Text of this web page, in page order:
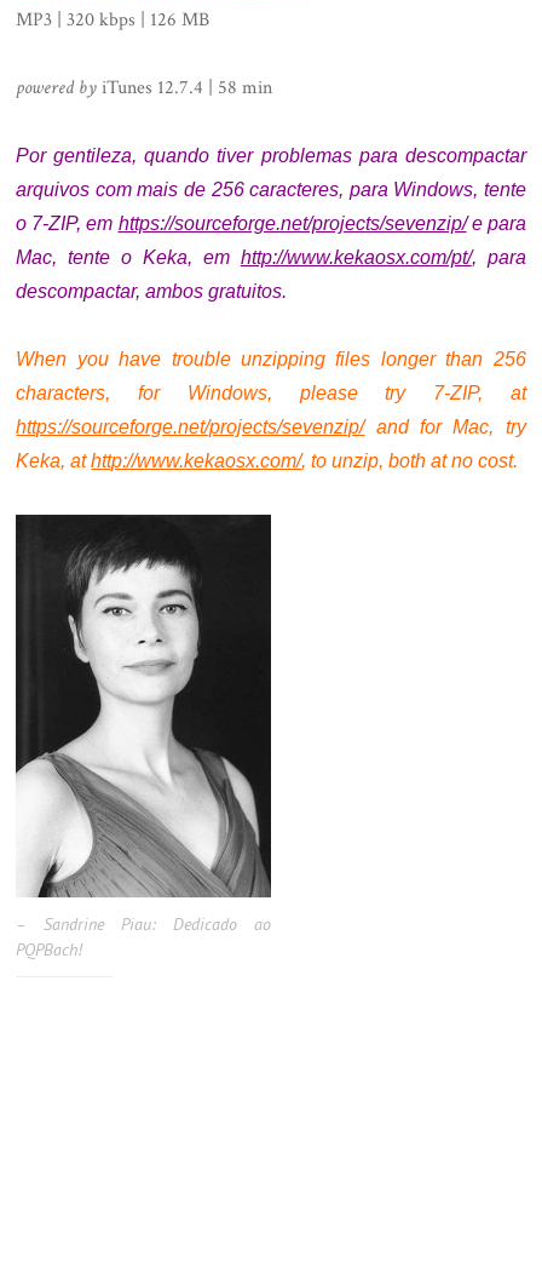
MP3 | 320 kbps | 126 MB
powered byiTunes 12.7.4 | 58 min
Por gentileza, quando tiver problemas para descompactar
arquivos com mais de 256 caracteres, para Windows, tente
o 7-ZIP, em https://sourceforge.net/projects/sevenzip/e para
Mac, tente o Keka, em http://www.kekaosx.com/pt/, para
descompactar, ambos gratuitos.
When you have trouble unzipping files longer than 256
characters, for Windows, please try 7-ZIP, at
https://sourceforge.net/projects/sevenzip/and for Mac, try
Keka, athttp://www.kekaosx.com/, to unzip, both at no cost.
– Sandrine Piau: Dedicado ao
PQPBach!